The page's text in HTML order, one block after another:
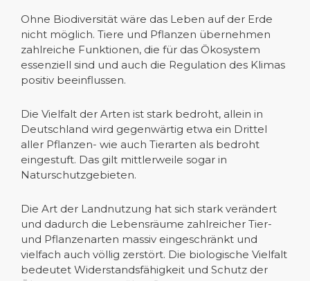
Ohne Biodiversität wäre das Leben auf der Erde
nicht möglich. Tiere und Pflanzen übernehmen
zahlreiche Funktionen, die für das Ökosystem
essenziell sind und auch die Regulation des Klimas
positiv beeinflussen.
Die Vielfalt der Arten ist stark bedroht, allein in
Deutschland wird gegenwärtig etwa ein Drittel
aller Pflanzen- wie auch Tierarten als bedroht
eingestuft. Das gilt mittlerweile sogar in
Naturschutzgebieten.
Die Art der Landnutzung hat sich stark verändert
und dadurch die Lebensräume zahlreicher Tier-
und Pflanzenarten massiv eingeschränkt und
vielfach auch völlig zerstört. Die biologische Vielfalt
bedeutet Widerstandsfähigkeit und Schutz der